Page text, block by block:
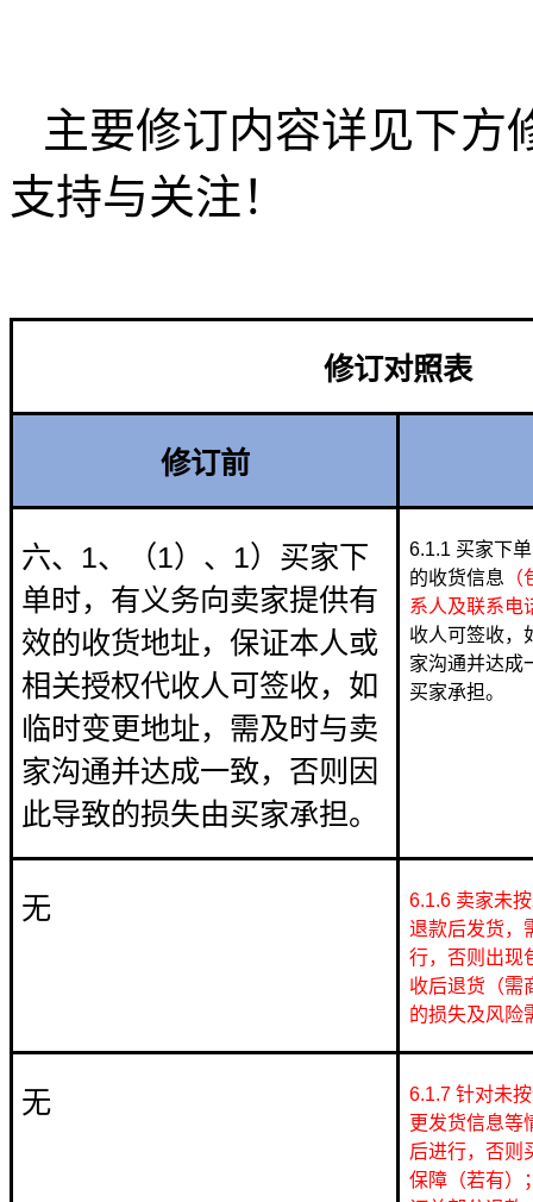
主要修订内容详见下方
支持与关注！
修订对照表
修订前
六、1、（1）、1）买家下
单时，有义务向卖家提供有
效的收货地址，保证本人或
相关授权代收人可签收，如
临时变更地址，需及时与卖
家沟通并达成一致，否则因
此导致的损失由买家承担。
6.1.1 买家下
的收货信息
系人及联系电
收人可签收，
家沟通并达成
买家承担。
无
6.1.6 卖家未
退款后发货，
行，否则出现
收后退货（需
的损失及风险
无
6.1.7 针对未
更发货信息等
后进行，否则
保障（若有）